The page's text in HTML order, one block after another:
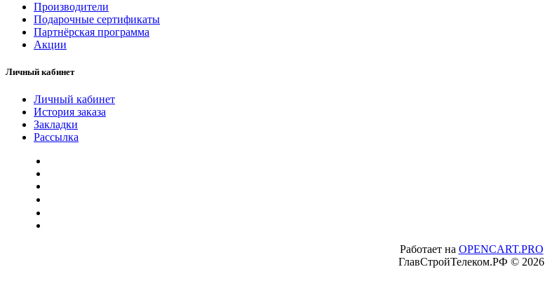
Производители
Подарочные сертификаты
Партнёрская программа
Акции
Личный кабинет
Личный кабинет
История заказа
Закладки
Рассылка
Работает на OPENCART.PRO
ГлавСтройТелеком.РФ © 2026